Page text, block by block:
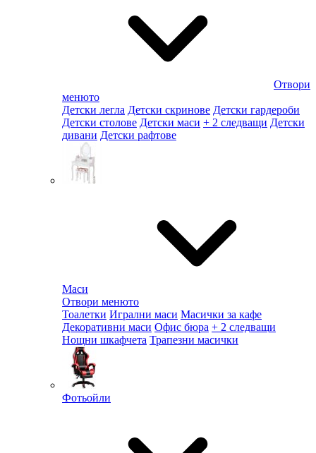
Отвори
менюто
Детски легла Детски скринове Детски гардероби
Детски столове Детски маси + 2 следващи Детски
дивани Детски рафтове
Маси
Отвори менюто
Тоалетки Игрални маси Масички за кафе
Декоративни маси Офис бюра + 2 следващи
Нощни шкафчета Трапезни масички
Фотьойли